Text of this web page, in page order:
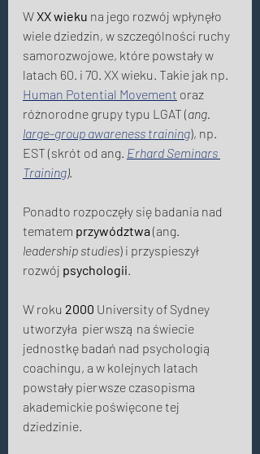
W XX wieku na jego rozwój wpłynęło
wiele dziedzin, w szczególności ruchy
samorozwojowe, które powstały w
latach 60. i 70. XX wieku. Takie jak np.
Human Potential Movement oraz
różnorodne grupy typu LGAT (ang.
large-group awareness training), np.
EST (skrót od ang. Erhard Seminars
Training).
Ponadto rozpoczęły się badania nad
tematem przywództwa (ang.
leadership studies) i przyspieszył
rozwój psychologii.
W roku 2000 University of Sydney
utworzyła  pierwszą na świecie
jednostkę badań nad psychologią
coachingu, a w kolejnych latach
powstały pierwsze czasopisma
akademickie poświęcone tej
dziedzinie.